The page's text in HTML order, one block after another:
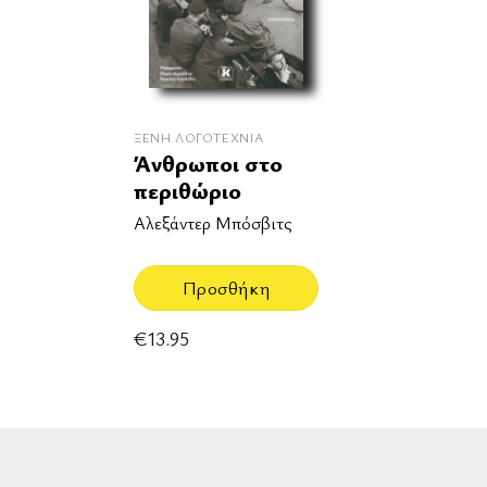
ΞΈΝΗ ΛΟΓΟΤΕΧΝΊΑ
Άνθρωποι στο
περιθώριο
Αλεξάντερ Μπόσβιτς
Προσθήκη
€13.95